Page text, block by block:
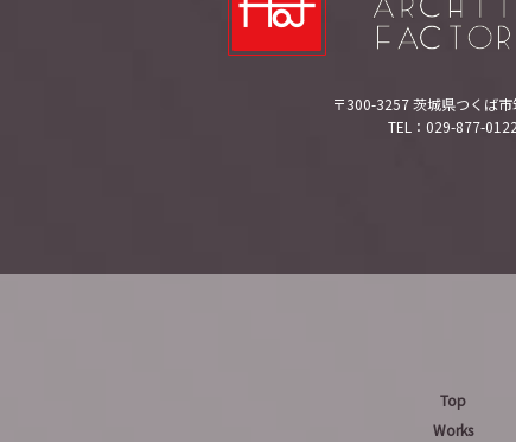
Top
Works
〒300-3257 茨城県つくば
TEL：029-877-0122